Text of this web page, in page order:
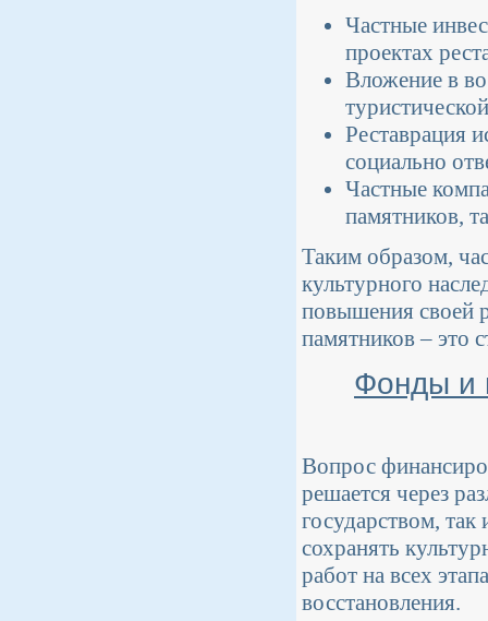
Частные
проектах
Вложение в
Реставрация
социально
Частные
памятников,
Таким образом,
культурного
повышения своей
памятников – это
Фонды и
Вопрос
решается через
государством,
сохранять
работ на всех
восстановления.